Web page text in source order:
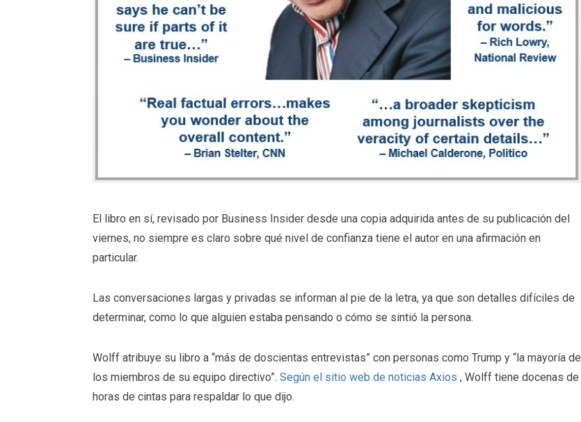
El libro en sí, revisado por Business Insider desde una copia adquirida antes de su publicación del
viernes, no siempre es claro sobre qué nivel de confianza tiene el autor en una afirmación en
particular.
Las conversaciones largas y privadas se informan al pie de la letra, ya que son detalles difíciles de
determinar, como lo que alguien estaba pensando o cómo se sintió la persona.
Wolff atribuye su libro a “más de doscientas entrevistas” con personas como Trump y “la mayoría de
los miembros de su equipo directivo”. Según el sitio web de noticias Axios , Wolff tiene docenas de
horas de cintas para respaldar lo que dijo.